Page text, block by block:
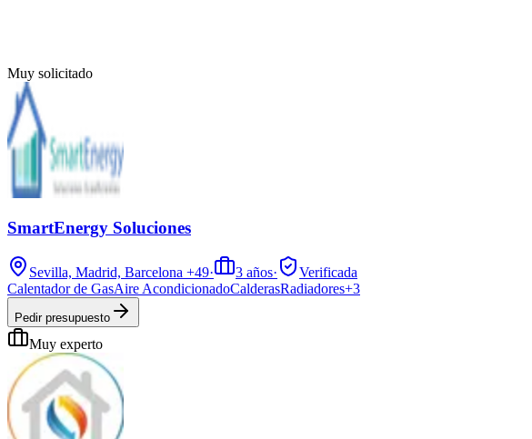
Muy solicitado
SmartEnergy Soluciones
Sevilla, Madrid, Barcelona +49· 3 años·
Verificada
Calentador de GasAire AcondicionadoCalderasRadiadores+3
Pedir presupuesto
Muy experto